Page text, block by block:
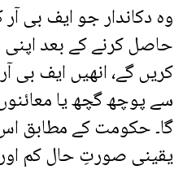
وہ دکاندار جو ایف بی
حاصل کرنے کے بعد اپنی
کریں گے، انھیں ایف بی
سے پوچھ گچھ یا
گا۔ حکومت کے مطابق
یقینی صورتِ حال کم اور